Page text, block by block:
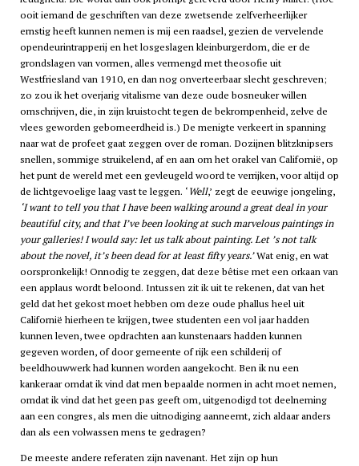
ooit iemand de geschriften van deze zwetsende zelfverheerlijker
ernstig heeft kunnen nemen is mij een raadsel, gezien de vervelende
opendeurintrapperij en het losgeslagen kleinburgerdom, die er de
grondslagen van vormen, alles vermengd met theosofie uit
Westfriesland van 1910, en dan nog onverteerbaar slecht geschreven;
zo zou ik het overjarig vitalisme van deze oude bosneuker willen
omschrijven, die, in zijn kruistocht tegen de bekrompenheid, zelve de
vlees geworden geborneerdheid is.) De menigte verkeert in spanning
naar wat de profeet gaat zeggen over de roman. Dozijnen blitzknipsers
snellen, sommige struikelend, af en aan om het orakel van Californië, op
het punt de wereld met een gevleugeld woord te verrijken, voor altijd op
de lichtgevoelige laag vast te leggen. ‘Well,’ zegt de eeuwige jongeling,
‘I want to tell you that I have been walking around a great deal in your
beautiful city, and that I’ve been looking at such marvelous paintings in
your galleries! I would say: let us talk about painting. Let ’s not talk
about the novel, it’s been dead for at least fifty years.’Wat enig, en wat
oorspronkelijk! Onnodig te zeggen, dat deze bêtise met een orkaan van
een applaus wordt beloond. Intussen zit ik uit te rekenen, dat van het
geld dat het gekost moet hebben om deze oude phallus heel uit
Californië hierheen te krijgen, twee studenten een vol jaar hadden
kunnen leven, twee opdrachten aan kunstenaars hadden kunnen
gegeven worden, of door gemeente of rijk een schilderij of
beeldhouwwerk had kunnen worden aangekocht. Ben ik nu een
kankeraar omdat ik vind dat men bepaalde normen in acht moet nemen,
omdat ik vind dat het geen pas geeft om, uitgenodigd tot deelneming
aan een congres, als men die uitnodiging aanneemt, zich aldaar anders
dan als een volwassen mens te gedragen?
De meeste andere referaten zijn navenant. Het zijn op hun